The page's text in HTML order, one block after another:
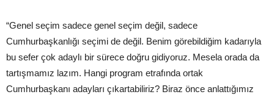
“Genel seçim sadece genel seçim değil, sadece
Cumhurbaşkanlığı seçimi de değil. Benim görebildiğim kadarıyla
bu sefer çok adaylı bir sürece doğru gidiyoruz. Mesela orada da
tartışmamız lazım. Hangi program etrafında ortak
Cumhurbaşkanı adayları çıkartabiliriz? Biraz önce anlattığımız